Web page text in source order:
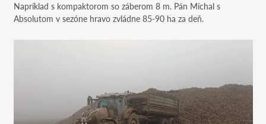
Napríklad s kompaktorom so záberom 8 m. Pán Míchal s
Absolutom v sezóne hravo zvládne 85-90 ha za deň.